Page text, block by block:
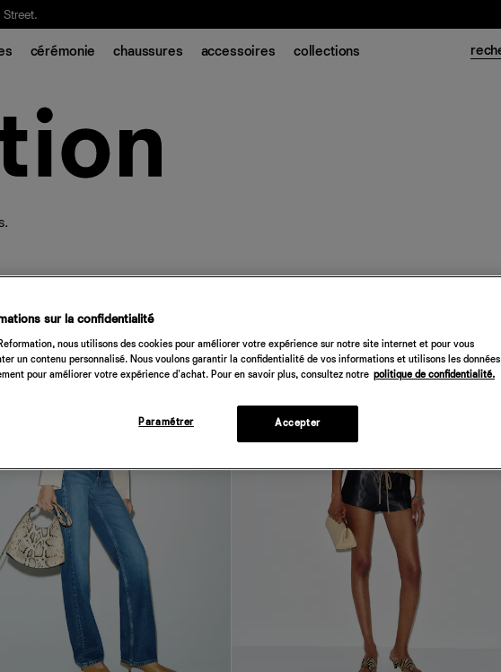
cérémonie chaussures accessoires collections
sur la confidentialité
nous utilisons des cookies pour améliorer votre expérience sur notre site internet et pour vous
un contenu personnalisé. Nous voulons garantir la confidentialité de vos informations et utilisons les données
pour améliorer votre expérience d'achat. Pour en savoir plus, consultez notre politique de confidentialité.
Paramétrer Accepter